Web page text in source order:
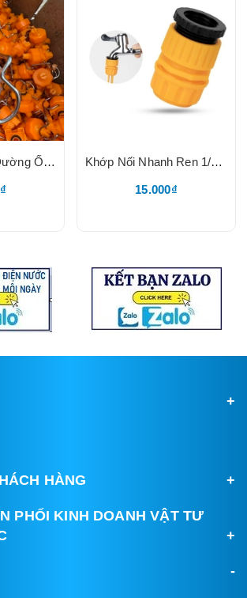
Béc Phun Kẹo Đường Ống Nhựa, Béc Vàng 6510 Dày 2.0mm, Độ Tưới 0.24 m³/h, Kẹp Inox 201, Phun Dạng Dẻ Quạt Khớp Nối Nhanh Ren 1/2, Chuyên Lắp Đầu Vòi Kết Nối Dây Mềm
15.000₫
HÀNG
PHỐI KINH DOANH VẬT TƯ